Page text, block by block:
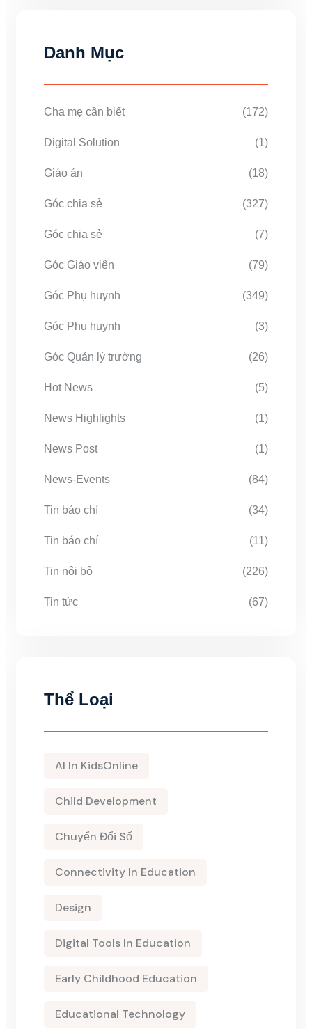
Danh Mục
Cha mẹ cần biết (172)
Digital Solution (1)
Giáo án (18)
Góc chia sẻ (327)
Góc chia sẻ (7)
Góc Giáo viên (79)
Góc Phụ huynh (349)
Góc Phụ huynh (3)
Góc Quản lý trường (26)
Hot News (5)
News Highlights (1)
News Post (1)
News-Events (84)
Tin báo chí (34)
Tin báo chí (11)
Tin nội bộ (226)
Tin tức (67)
Thể Loại
AI In KidsOnline
Child Development
Chuyển Đổi Số
Connectivity In Education
Design
Digital Tools In Education
Early Childhood Education
Educational Technology